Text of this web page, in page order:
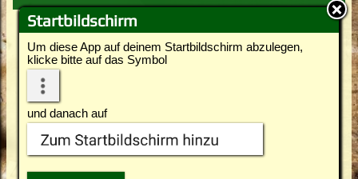
Startbildschirm
Um diese App auf deinem Startbildschirm abzulegen,
klicke bitte auf das Symbol
und danach auf